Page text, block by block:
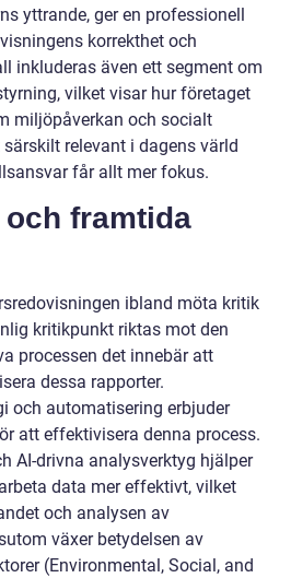
yttrande, ger en professionell
korrekthet och
inkluderas även ett segment om
vilket visar hur företaget
miljöpåverkan och socialt
relevant i dagens värld
får allt mer fokus.
framtida
ibland möta kritik
kritikpunkt riktas mot den
processen det innebär att
dessa rapporter.
och automatisering erbjuder
att effektivisera denna process.
AI-drivna analysverktyg hjälper
data mer effektivt, vilket
och analysen av
växer betydelsen av
(Environmental, Social, and